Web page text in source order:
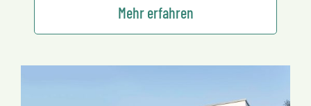
Mehr erfahren